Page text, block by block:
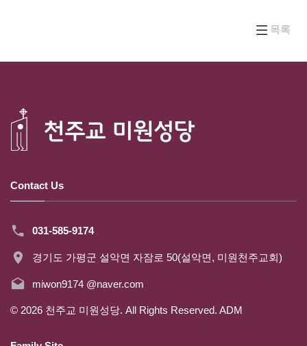
목록
Contact Us
031-585-9174
경기도 가평군 설악면 자잠로 50(설악면, 미원천주교회)
miwon9174 @naver.com
© 2026 천주교 미원성당. All Rights Reserved. ADM